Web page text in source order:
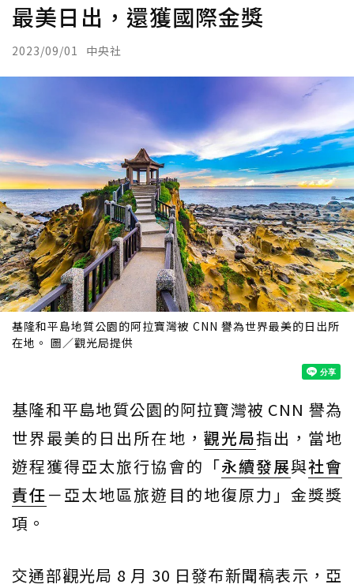
最美日出，還獲國際金獎
2023/09/01 中央社
基隆和平島地質公園的阿拉寶灣被 CNN 譽為世界最美的日出所
在地。 圖／觀光局提供
基隆和平島地質公園的阿拉寶灣被 CNN 譽為
世界最美的日出所在地， 觀光局指出，當地
遊程獲得亞太旅行協會的「永續發展與社會
責任－亞太地區旅遊目的地復原力」金獎獎
項。
交通部觀光局 8 月 30 日發布新聞稿表示，亞